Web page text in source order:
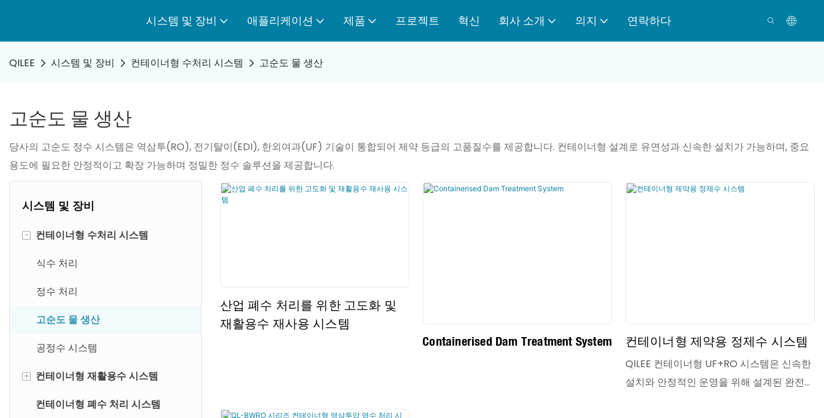
시스템 및 장비 애플리케이션 제품 프로젝트 혁신 회사 소개 의지 연락하다
QILEE 시스템 및 장비 컨테이너형 수처리 시스템 고순도 물 생산
고순도 물 생산
당사의 고순도 정수 시스템은 역삼투(RO), 전기탈이(EDI), 한외여과(UF) 기술이 통합되어 제약 등급의 고품질수를 제공합니다. 컨테이너형 설계로 유연성과 신속한 설치가 가능하며, 중요
용도에 필요한 안정적이고 확장 가능하며 정밀한 정수 솔루션을 제공합니다.
시스템 및 장비
-
컨테이너형 수처리 시스템
식수 처리
정수 처리
고순도 물 생산
공정수 시스템
+ 컨테이너형 재활용수 시스템
산업 폐수 처리
컨테이너형 폐수 처리 시스템
산업 폐수 처리를 위한 고도화 및
재활용수 재사용 시스템
Containerised Dam Treatment System
컨테이너형 제약용 정제수 시스템
QILEE 컨테이너형 UF+RO 시스템은 신속한
설치와 안정적인 운영을 위해 설계된 완전